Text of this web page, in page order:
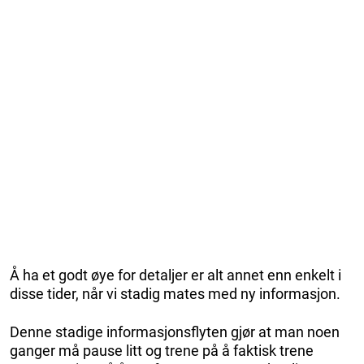
Å ha et godt øye for detaljer er alt annet enn enkelt i
disse tider, når vi stadig mates med ny informasjon.
Denne stadige informasjonsflyten gjør at man noen
ganger må pause litt og trene på å faktisk trene